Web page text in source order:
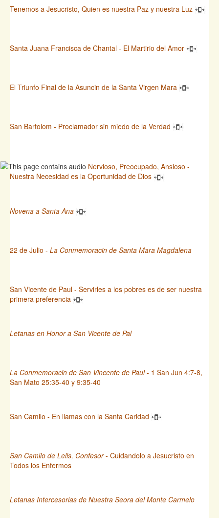
Tenemos a Jesucristo, Quien es nuestra Paz y nuestra Luz
Santa Juana Francisca de Chantal - El Martirio del Amor
El Triunfo Final de la Asuncin de la Santa Virgen Mara
San Bartolom - Proclamador sin miedo de la Verdad
Nervioso, Preocupado, Ansioso -
Nuestra Necesidad es la Oportunidad de Dios
Novena a Santa Ana
22 de Julio - La Conmemoracin de Santa Mara Magdalena
San Vicente de Paul - Servirles a los pobres es de ser nuestra
primera preferencia
Letanas en Honor a San Vicente de Pal
La Conmemoracin de San Vincente de Paul- 1 San Jun 4:7-8,
San Mato 25:35-40 y 9:35-40
San Camilo - En llamas con la Santa Caridad
San Camilo de Lelis, Confesor- Cuidandolo a Jesucristo en
Todos los Enfermos
Letanas Intercesorias de Nuestra Seora del Monte Carmelo